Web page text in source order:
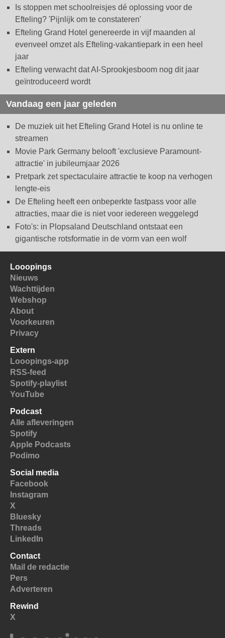
Is stoppen met schoolreisjes dé oplossing voor de
Efteling? 'Pijnlijk om te constateren'
Efteling Grand Hotel genereerde in vijf maanden al
evenveel omzet als Efteling-vakantiepark in een heel
jaar
Efteling verwacht dat AI-Sprookjesboom nog dit jaar
geïntroduceerd wordt
Vandaag een jaar geleden
De muziek uit het Efteling Grand Hotel is nu online te
streamen
Movie Park Germany belooft 'exclusieve Paramount-
attractie' in jubileumjaar 2026
Pretpark zet spectaculaire attractie te koop na verhogen
lengte-eis
De Efteling heeft een onbeperkte fastpass voor alle
attracties, maar die is niet voor iedereen weggelegd
Foto's: in Plopsaland Deutschland ontstaat een
gigantische rotsformatie in de vorm van een wolf
Looopings
Nieuws
Wachttijden
Webshop
About
Voorkeuren
Privacy
Extern
Looopings-app
RSS-feed
Spotify-playlist
YouTube
Podcast
Alle afleveringen
Spotify
Apple Podcasts
Podimo
Social media
Facebook
Instagram
X
Bluesky
Threads
LinkedIn
Contact
Mail de redactie
Pers
Adverteren
Rewind
X